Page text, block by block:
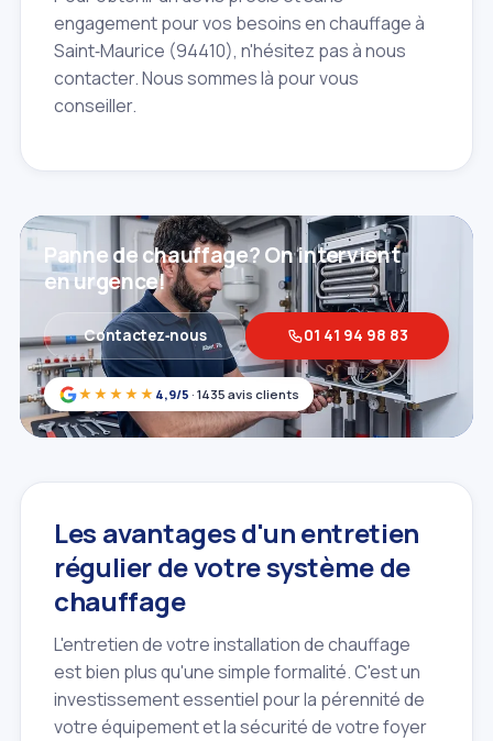
engagement pour vos besoins en chauffage à
Saint‑Maurice (94410), n'hésitez pas à nous
contacter. Nous sommes là pour vous
conseiller.
★★★★★ 4,9/5 · 1435 avis clients
Panne de chauffage? On intervient
en urgence!
Contactez‑nous 01 41 94 98 83
Les avantages d'un entretien
régulier de votre système de
chauffage
L'entretien de votre installation de chauffage
est bien plus qu'une simple formalité. C'est un
investissement essentiel pour la pérennité de
votre équipement et la sécurité de votre foyer